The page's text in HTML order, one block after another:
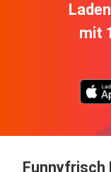
mit
Funnyfrisch